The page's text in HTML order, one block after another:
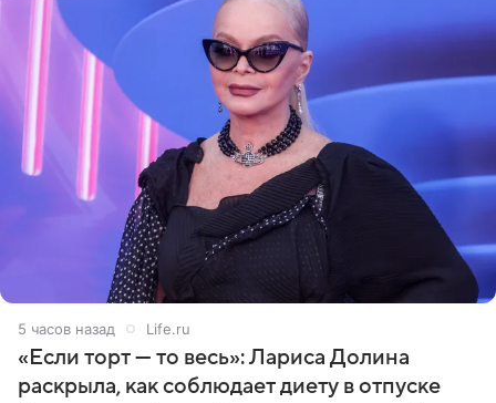
5 часов назад Life.ru
«Если торт — то весь»: Лариса Долина
раскрыла, как соблюдает диету в отпуске